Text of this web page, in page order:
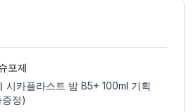
포제
시카플라스트 밤 B5+ 100ml 기획
정)